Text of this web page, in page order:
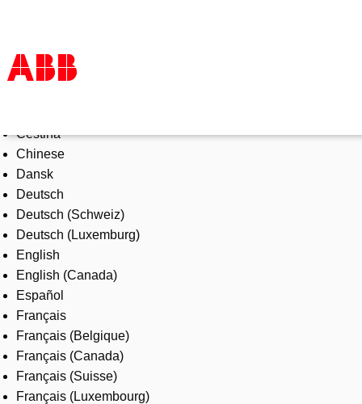
Products & Solutions
Industries
Services
About us
Where to buy
Contact us
Careers
Čeština
Chinese
Dansk
Deutsch
Deutsch (Schweiz)
Deutsch (Luxemburg)
English
English (Canada)
Español
Français
Français (Belgique)
Français (Canada)
Français (Suisse)
Français (Luxembourg)